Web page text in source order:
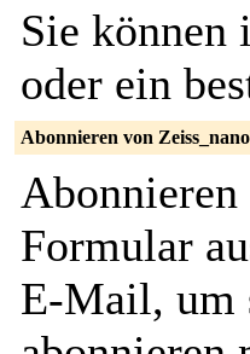
Sie können
oder ein
Abonnieren von
Abonnieren
Formular
E-Mail, um